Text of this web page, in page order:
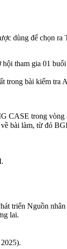
dùng để chọn
tham gia 01
bài kiểm tra
CASE trong
bài làm, từ đó
triển Nguồn
lai.